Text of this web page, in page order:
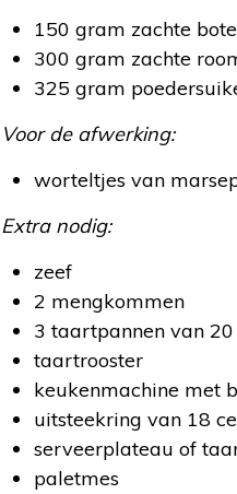
150 gram zachte
300 gram zachte
325 gram
Voor de afwerking:
worteltjes van
Extra nodig:
zeef
2 mengkommen
3 taartpannen van
taartrooster
keukenmachine met
uitsteekring van 18
serveerplateau of
paletmes